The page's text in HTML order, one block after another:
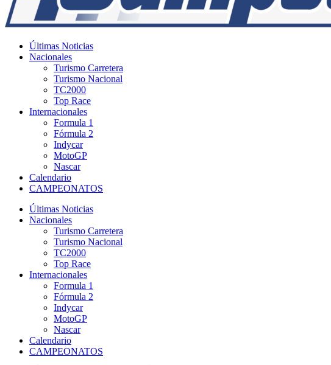
Últimas Noticias
Nacionales
Turismo Carretera
Turismo Nacional
TC2000
Top Race
Internacionales
Formula 1
Fórmula 2
Indycar
MotoGP
Nascar
Calendario
CAMPEONATOS
Últimas Noticias
Nacionales
Turismo Carretera
Turismo Nacional
TC2000
Top Race
Internacionales
Formula 1
Fórmula 2
Indycar
MotoGP
Nascar
Calendario
CAMPEONATOS